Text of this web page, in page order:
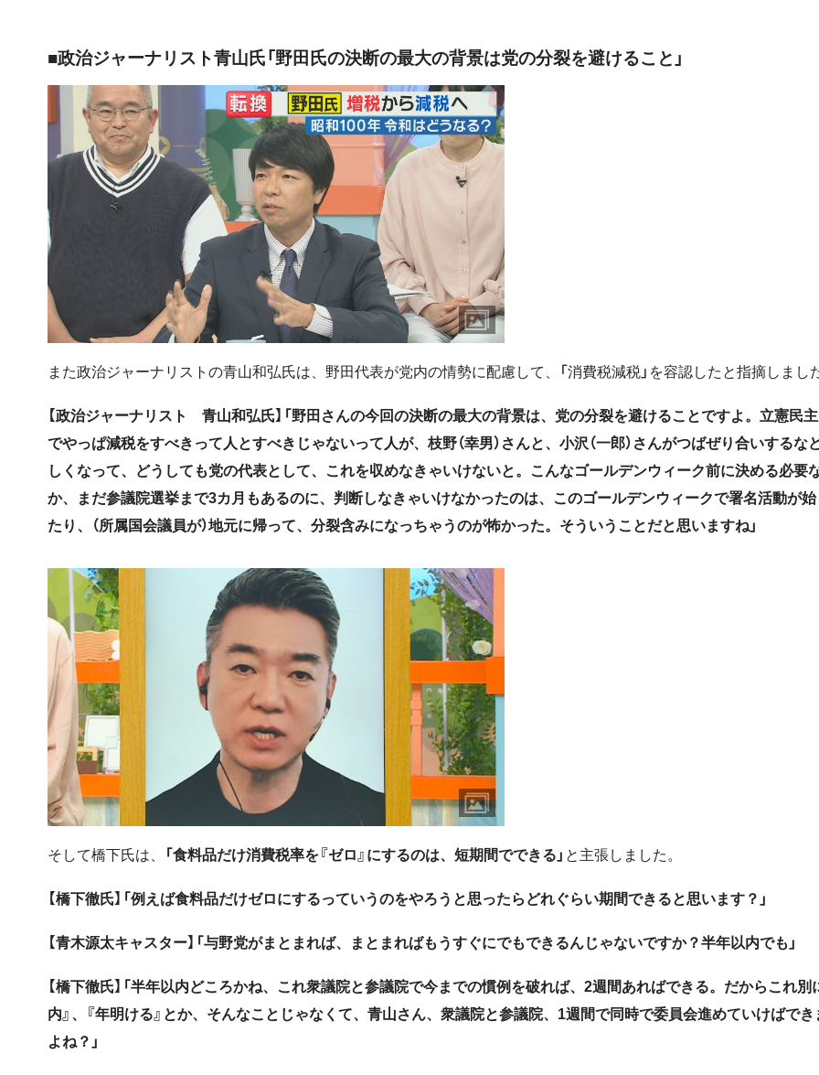
■政治ジャーナリスト青山氏「野田氏の決断の最大の背景は党の分裂を避けること」
また政治ジャーナリストの青山和弘氏は、野田代表が党内の情勢に配慮して、「消費税減税」を容認したと指摘しました
【政治ジャーナリスト 青山和弘氏】「野田さんの今回の決断の最大の背景は、党の分裂を避けることですよ。立憲民
でやっぱ減税をすべきって人とすべきじゃないって人が、枝野（幸男）さんと、小沢（一郎）さんがつばぜり合いするな
しくなって、どうしても党の代表として、これを収めなきゃいけないと。こんなゴールデンウィーク前に決める必要
か、まだ参議院選挙まで3カ月もあるのに、判断しなきゃいけなかったのは、このゴールデンウィークで署名活動が
たり、（所属国会議員が）地元に帰って、分裂含みになっちゃうのが怖かった。そういうことだと思いますね」
そして橋下氏は、 「食料品だけ消費税率を『ゼロ』にするのは、短期間でできる」 と主張しました。
【橋下徹氏】「例えば食料品だけゼロにするっていうのをやろうと思ったらどれぐらい期間できると思います？」
【青木源太キャスター】「与野党がまとまれば、まとまればもうすぐにでもできるんじゃないですか？半年以内でも」
【橋下徹氏】「半年以内どころかね、これ衆議院と参議院で今までの慣例を破れば、2週間あればできる。だからこれ別
内』、『年明ける』とか、そんなことじゃなくて、青山さん、衆議院と参議院、1週間で同時で委員会進めていけばで
よね？」